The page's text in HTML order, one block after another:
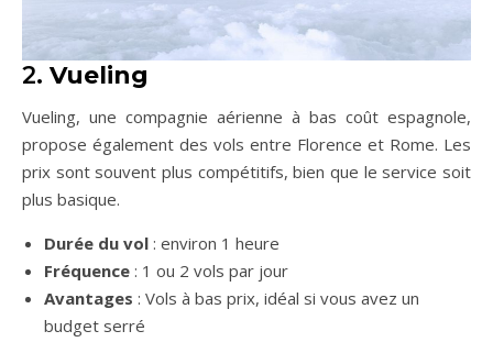
2. Vueling
Vueling, une compagnie aérienne à bas coût espagnole,
propose également des vols entre Florence et Rome. Les
prix sont souvent plus compétitifs, bien que le service soit
plus basique.
Durée du vol : environ 1 heure
Fréquence : 1 ou 2 vols par jour
Avantages : Vols à bas prix, idéal si vous avez un
budget serré